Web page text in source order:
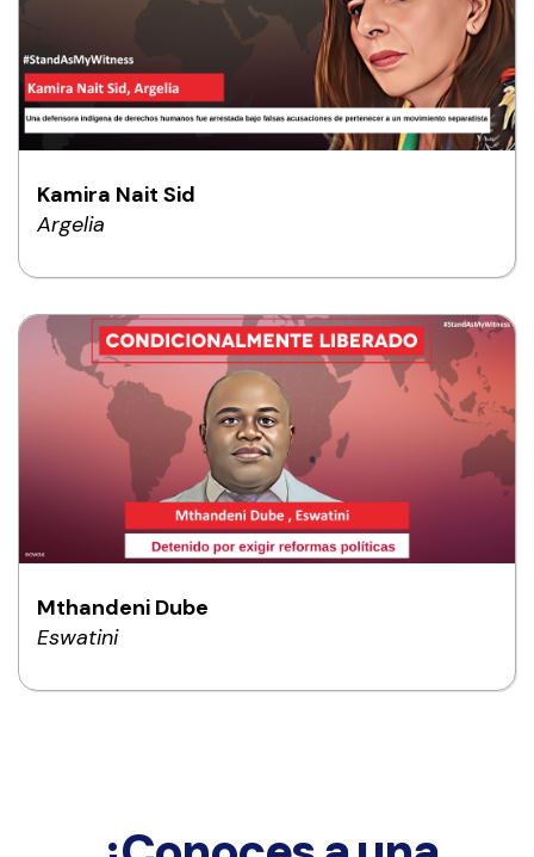
Kamira Nait Sid
Argelia
Mthandeni Dube
Eswatini